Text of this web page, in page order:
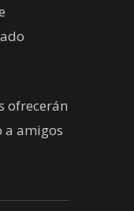
ofrecerán
a amigos